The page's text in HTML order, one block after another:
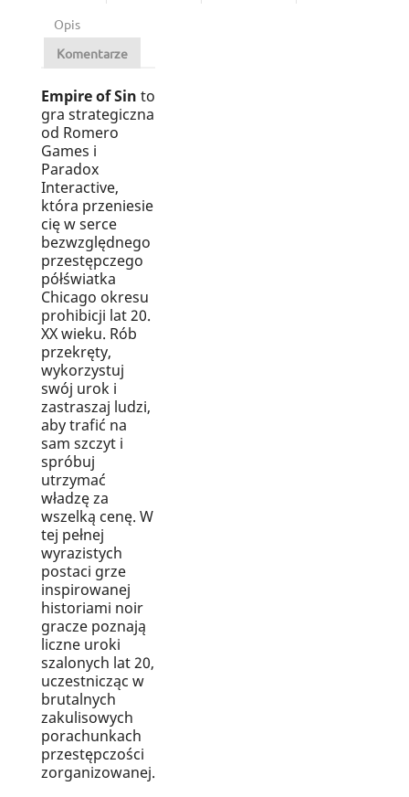
Opis
Komentarze
Empire of Sin to
gra strategiczna
od Romero
Games i
Paradox
Interactive,
która przeniesie
cię w serce
bezwzględnego
przestępczego
półświatka
Chicago okresu
prohibicji lat 20.
XX wieku. Rób
przekręty,
wykorzystuj
swój urok i
zastraszaj ludzi,
aby trafić na
sam szczyt i
spróbuj
utrzymać
władzę za
wszelką cenę. W
tej pełnej
wyrazistych
postaci grze
inspirowanej
historiami noir
gracze poznają
liczne uroki
szalonych lat 20,
uczestnicząc w
brutalnych
zakulisowych
porachunkach
przestępczości
zorganizowanej.